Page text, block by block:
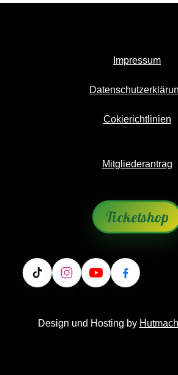
Impressum
Cokierichtlinien
Mitgliederantrag
Ticketshop
Design und Hosting by